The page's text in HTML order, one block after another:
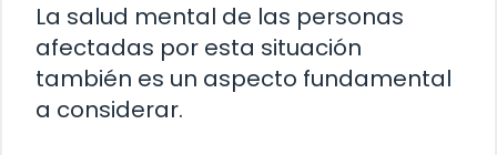
La salud mental de las personas
afectadas por esta situación
también es un aspecto fundamental
a considerar.